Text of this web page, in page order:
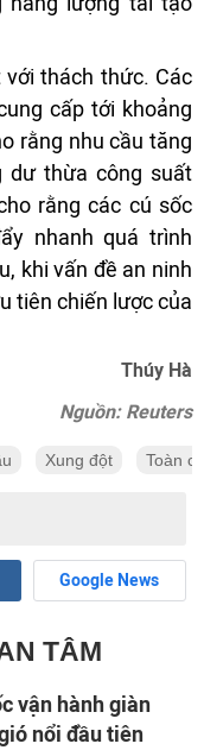
thách thức. Các
cấp tới khoảng
rằng nhu cầu tăng
dư thừa công suất
rằng các cú sốc
nhanh quá trình
khi vấn đề an ninh
tiên chiến lược của
Thúy Hà
Nguồn: Reuters
Xung đột Toàn
Google News
TÂM
vận hành giàn
nổi đầu tiên